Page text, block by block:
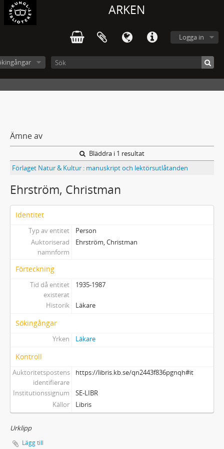
ARKEN
Logga in
Ämne av
Bläddra i 1 resultat
Förlaget Natur & Kultur : manuskript och lektörsutlåtanden
Ehrström, Christman
Identitet
Typ av entitet
Person
Auktoriserad
namnform
Ehrström, Christman
Förteckning
Tid då entitet
existerat
1935-1987
Historik Läkare
Sökingångar
Yrken Läkare
Kontroll
Auktoritetspostens
identifierare
https://libris.kb.se/qn2443f836pgnqh#it
Institutionssignum
SE-LIBR
Källor
Libris
Urklipp
Lägg till